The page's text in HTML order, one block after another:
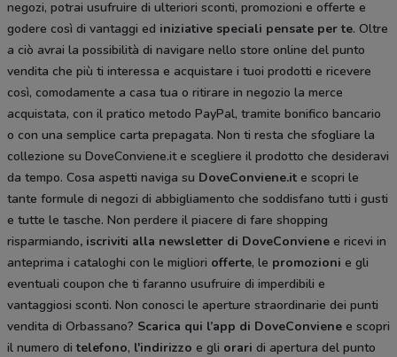
negozi, potrai usufruire di ulteriori sconti, promozioni e offerte e
godere così di vantaggi ed iniziative speciali pensate per te. Oltre
a ciò avrai la possibilità di navigare nello store online del punto
vendita che più ti interessa e acquistare i tuoi prodotti e ricevere
così, comodamente a casa tua o ritirare in negozio la merce
acquistata, con il pratico metodo PayPal, tramite bonifico bancario
o con una semplice carta prepagata. Non ti resta che sfogliare la
collezione su DoveConviene.it e scegliere il prodotto che desideravi
da tempo. Cosa aspetti naviga su DoveConviene.it e scopri le
tante formule di negozi di abbigliamento che soddisfano tutti i gusti
e tutte le tasche. Non perdere il piacere di fare shopping
risparmiando, iscriviti alla newsletter di DoveConviene e ricevi in
anteprima i cataloghi con le migliori offerte, le promozioni e gli
eventuali coupon che ti faranno usufruire di imperdibili e
vantaggiosi sconti. Non conosci le aperture straordinarie dei punti
vendita di Orbassano? Scarica qui l’app di DoveConviene e scopri
il numero ditelefono, l'indirizzo e gli orari di apertura del punto